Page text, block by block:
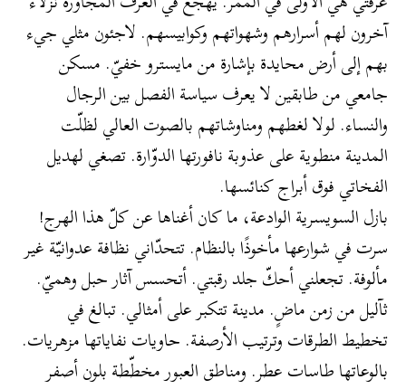
آخرون لهم أسرارهم وشهواتهم وكوابيسهم. لاجئون مثلي جيء
بهم إلى أرض محايدة بإشارة من مايسترو خفيّ. مسكن
جامعي من طابقين لا يعرف سياسة الفصل بين الرجال
والنساء. لولا لغطهم ومناوشاتهم بالصوت العالي لظلّت
المدينة منطوية على عذوبة نافورتها الدوّارة. تصغي لهديل
الفخاتي فوق أبراج كنائسها.
بازل السويسرية الوادعة، ما كان أغناها عن كلّ هذا الهرج!
سرت في شوارعها مأخوذًا بالنظام. تتحدّاني نظافة عدوانيّة غير
مألوفة. تجعلني أحكّ جلد رقبتي. أتحسس آثار حبل وهميّ.
ثآليل من زمن ماضٍ. مدينة تتكبر على أمثالي. تبالغ في
تخطيط الطرقات وترتيب الأرصفة. حاويات نفاياتها مزهريات.
بالوعاتها طاسات عطر. ومناطق العبور مخطّطة بلون أصفر